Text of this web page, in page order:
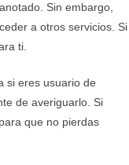
Sin embargo,
a otros servicios. Si
ti.
si eres usuario de
de averiguarlo. Si
que no pierdas